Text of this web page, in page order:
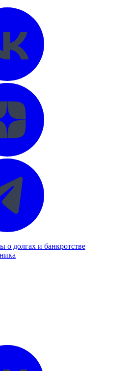
о долгах и банкротстве